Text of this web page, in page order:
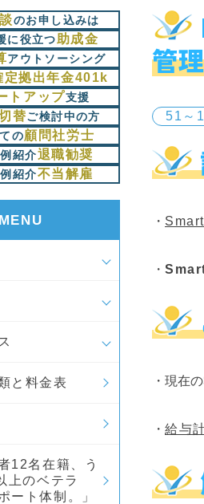
管
51～
・
・
・現在
・ 給与
のお申し込みは
に役立つ助成金
アウトソーシング
定拠出年金401k
トアップ支援
替ご検討中の方
の顧問社労士
紹介退職勧奨
紹介不当解雇
と料金表
12名在籍、う
上のベテラ
ート体制。」